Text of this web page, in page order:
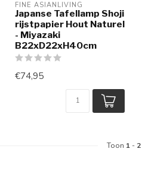
FINE ASIANLIVING
Japanse Tafellamp Shoji
rijstpapier Hout Naturel
- Miyazaki
B22xD22xH40cm
€74,95
Toon 1 - 2